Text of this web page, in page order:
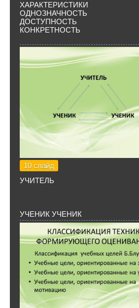
ХАРАКТЕРИСТИКИ
ОДНОЗНАЧНОСТЬ
ДОСТУПНОСТЬ
КОНКРЕТНОСТЬ
10 слайд
УЧИТЕЛЬ
УЧЕНИК УЧЕНИК